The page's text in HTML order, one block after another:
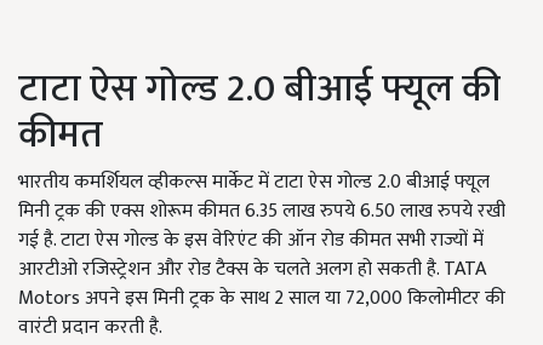
टाटा ऐस गोल्ड 2.0 बीआई फ्यूल की
कीमत
भारतीय कमर्शियल व्हीकल्स मार्केट में टाटा ऐस गोल्ड 2.0 बीआई फ्यूल
मिनी ट्रक की एक्स शोरूम कीमत 6.35 लाख रुपये 6.50 लाख रुपये रखी
गई है. टाटा ऐस गोल्ड के इस वेरिएंट की ऑन रोड कीमत सभी राज्यों में
आरटीओ रजिस्ट्रेशन और रोड टैक्स के चलते अलग हो सकती है. TATA
Motors अपने इस मिनी ट्रक के साथ 2 साल या 72,000 किलोमीटर की
वारंटी प्रदान करती है.